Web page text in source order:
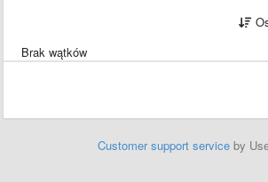
Brak wątków
Customer support service by